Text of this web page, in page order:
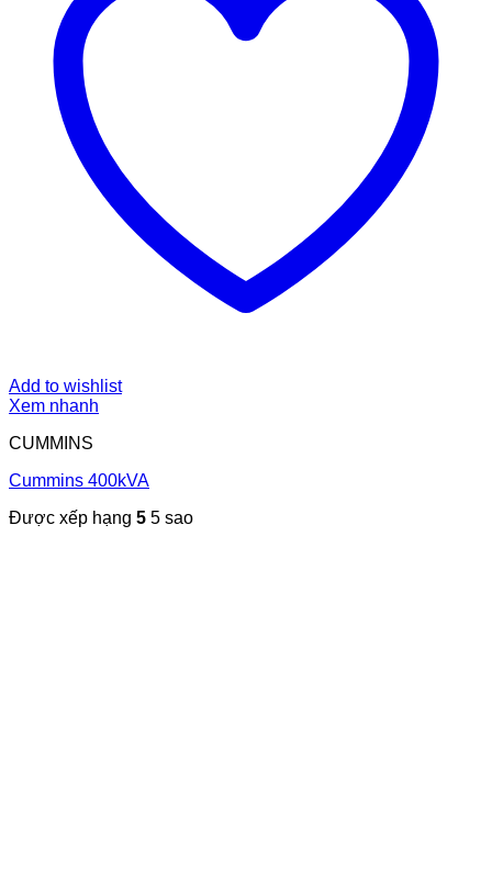
Add to wishlist
Xem nhanh
CUMMINS
Cummins 400kVA
Được xếp hạng 5 5 sao